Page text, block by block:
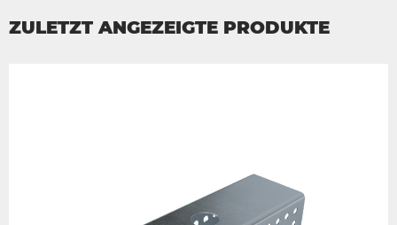
ZULETZT ANGEZEIGTE PRODUKTE